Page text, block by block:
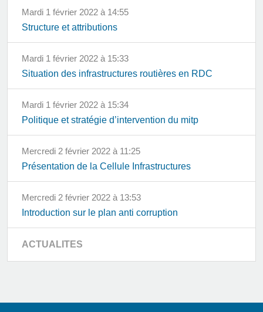
mardi 1 février 2022 à 14:55
Structure et attributions
mardi 1 février 2022 à 15:33
Situation des infrastructures routières en RDC
mardi 1 février 2022 à 15:34
Politique et stratégie d’intervention du mitp
mercredi 2 février 2022 à 11:25
Présentation de la Cellule Infrastructures
mercredi 2 février 2022 à 13:53
Introduction sur le plan anti corruption
ACTUALITES